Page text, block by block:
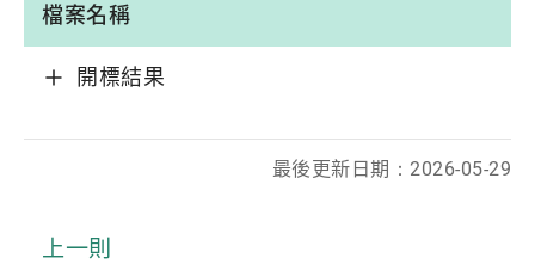
檔案名稱
開標結果
最後更新日期： 2026-05-29
上一則